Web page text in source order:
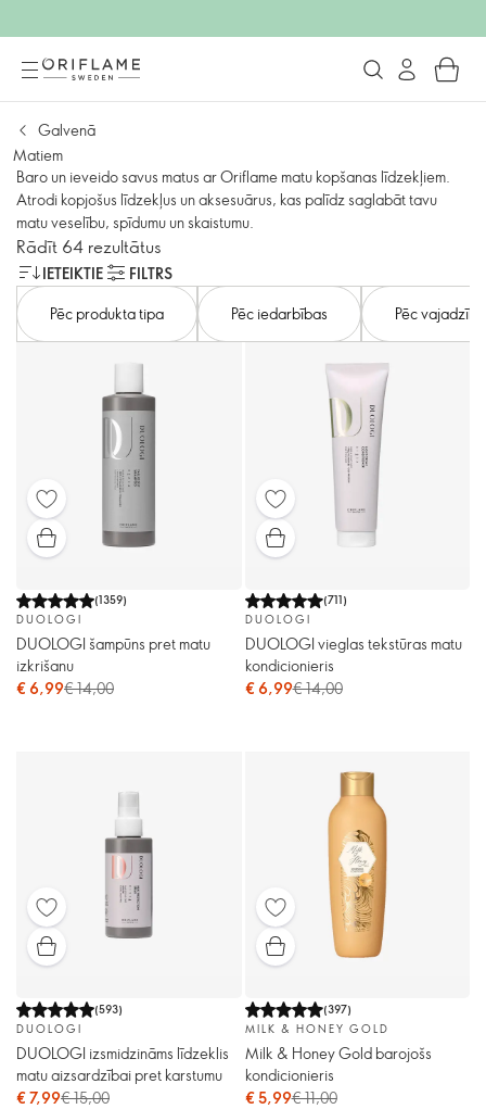
Galvenā
Matiem
Baro un ieveido savus matus ar Oriflame matu kopšanas līdzekļiem.
Atrodi kopjošus līdzekļus un aksesuārus, kas palīdz saglabāt tavu
matu veselību, spīdumu un skaistumu.
Rādīt 64 rezultātus
IETEIKTIE
FILTRS
Pēc produkta tipa
Pēc iedarbības Pēc
(1359)
DUOLOGI
DUOLOGI šampūns pret matu
izkrišanu
€ 6,99€ 14,00
(711)
DUOLOGI
DUOLOGI vieglas tekstūras matu
kondicionieris
€ 6,99€ 14,00
(593)
DUOLOGI
DUOLOGI izsmidzināms līdzeklis
matu aizsardzībai pret karstumu
€ 7,99€ 15,00
(397)
MILK & HONEY GOLD
Milk & Honey Gold barojošs
kondicionieris
€ 5,99€ 11,00